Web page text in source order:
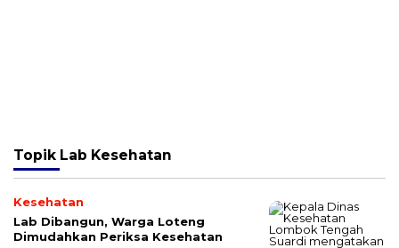
Topik Lab Kesehatan
Kesehatan
Lab Dibangun, Warga Loteng
Dimudahkan Periksa Kesehatan